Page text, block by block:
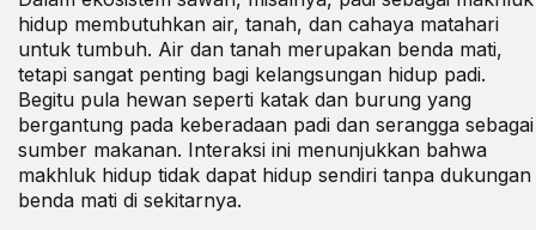
hidup membutuhkan air, tanah, dan cahaya matahari
untuk tumbuh. Air dan tanah merupakan benda mati,
tetapi sangat penting bagi kelangsungan hidup padi.
Begitu pula hewan seperti katak dan burung yang
bergantung pada keberadaan padi dan serangga sebagai
sumber makanan. Interaksi ini menunjukkan bahwa
makhluk hidup tidak dapat hidup sendiri tanpa dukungan
benda mati di sekitarnya.